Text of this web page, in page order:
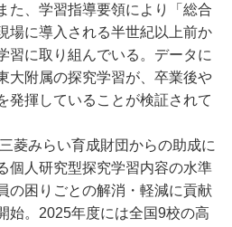
た、学習指導要領により「総合
場に導入される半世紀以上前か
習に取り組んでいる。データに
大附属の探究学習が、卒業後や
発揮していることが検証されて
菱みらい育成財団からの助成に
個人研究型探究学習内容の水準
の困りごとの解消・軽減に貢献
始。2025年度には全国9校の高